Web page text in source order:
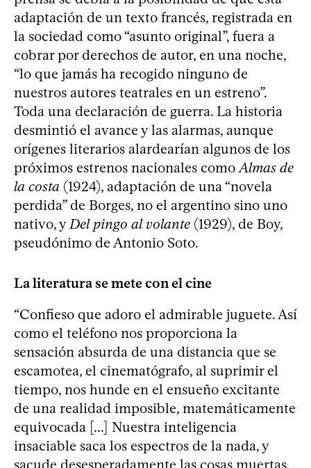
adaptación de un texto francés, registrada en
la sociedad como “asunto original”, fuera a
cobrar por derechos de autor, en una noche,
“lo que jamás ha recogido ninguno de
nuestros autores teatrales en un estreno”.
Toda una declaración de guerra. La historia
desmintió el avance y las alarmas, aunque
orígenes literarios alardearían algunos de los
próximos estrenos nacionales comoAlmas de
la costa (1924), adaptación de una “novela
perdida” de Borges, no el argentino sino uno
nativo, yDel pingo al volante (1929), de Boy,
pseudónimo de Antonio Soto.
La literatura se mete con el cine
“Confieso que adoro el admirable juguete. Así
como el teléfono nos proporciona la
sensación absurda de una distancia que se
escamotea, el cinematógrafo, al suprimir el
tiempo, nos hunde en el ensueño excitante
de una realidad imposible, matemáticamente
equivocada [...] Nuestra inteligencia
insaciable saca los espectros de la nada, y
sacude desesperadamente las cosas muertas,